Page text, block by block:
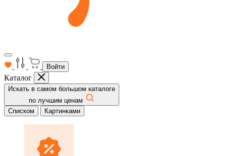
Войти
Каталог
Искать в самом большом каталоге
по лучшим ценам
Списком
Картинками